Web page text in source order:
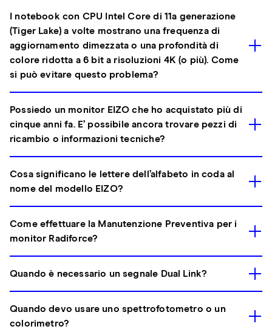
I notebook con CPU Intel Core di 11a generazione
(Tiger Lake) a volte mostrano una frequenza di
aggiornamento dimezzata o una profondità di
colore ridotta a 6 bit a risoluzioni 4K (o più). Come
si può evitare questo problema?
Possiedo un monitor EIZO che ho acquistato più di
cinque anni fa. E’ possibile ancora trovare pezzi di
ricambio o informazioni tecniche?
Cosa significano le lettere dell’alfabeto in coda al
nome del modello EIZO?
Come effettuare la Manutenzione Preventiva per i
monitor Radiforce?
Quando è necessario un segnale Dual Link?
Quando devo usare uno spettrofotometro o un
colorimetro?